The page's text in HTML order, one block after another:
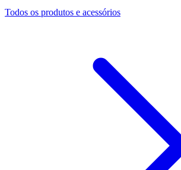
Todos os produtos e acessórios